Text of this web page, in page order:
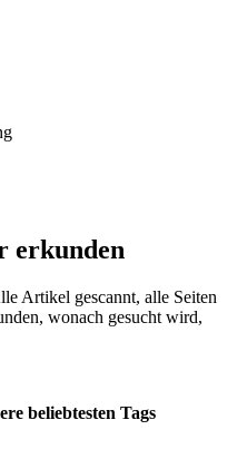
erkunden
Artikel gescannt, alle Seiten
wonach gesucht wird,
beliebtesten Tags